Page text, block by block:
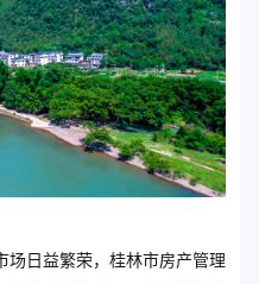
场日益繁荣，桂林市房产管理